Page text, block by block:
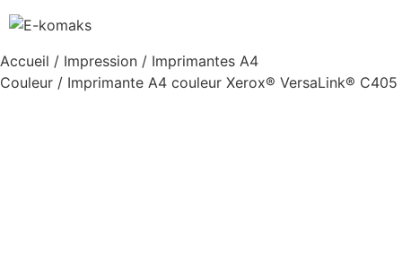
Accueil / Impression / Imprimantes A4
Couleur / Imprimante A4 couleur Xerox® VersaLink® C405